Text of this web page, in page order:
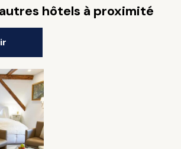
hôtels à proximité